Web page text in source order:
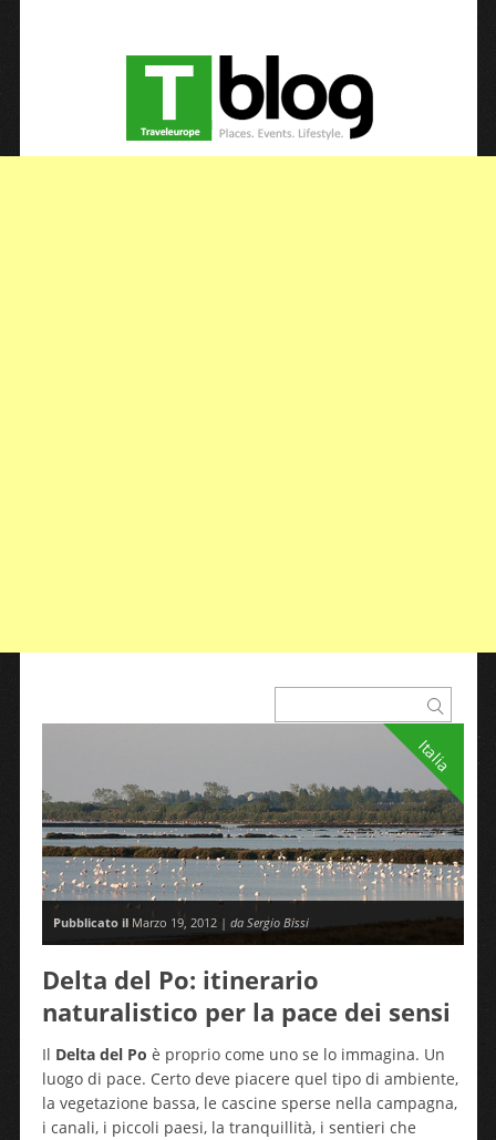
Italia
Pubblicato ilMarzo 19, 2012 | da Sergio Bissi
Delta del Po: itinerario
naturalistico per la pace dei sensi
Il Delta del Po è proprio come uno se lo immagina. Un
luogo di pace. Certo deve piacere quel tipo di ambiente,
la vegetazione bassa, le cascine sperse nella campagna,
i canali, i piccoli paesi, la tranquillità, i sentieri che